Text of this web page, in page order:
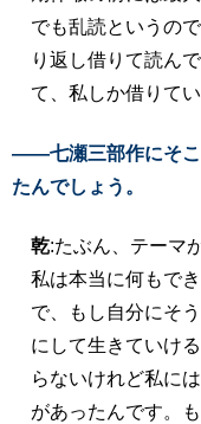
でも乱読というの
り返し借りて読ん
て、私しか借りて
――七瀬三部作にそこ
たんでしょう。
乾:たぶん、テーマ
私は本当に何もで
で、もし自分にそ
にして生きていけ
らないけれど私に
があったんです。